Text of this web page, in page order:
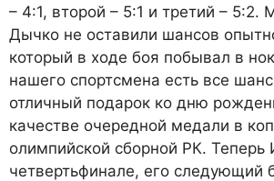
– 4:1, второй – 5:1 и третий –
Дычко не оставили шансов
который в ходе боя побывал в
нашего спортсмена есть все
отличный подарок ко дню
качестве очередной медали в
олимпийской сборной РК.
четвертьфинале, его следующий